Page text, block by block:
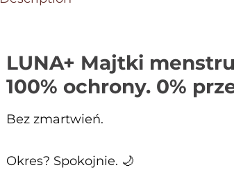
LUNA+ Majtki
100% ochrony. 0%
Bez zmartwień.
Okres? Spokojnie. 🌙